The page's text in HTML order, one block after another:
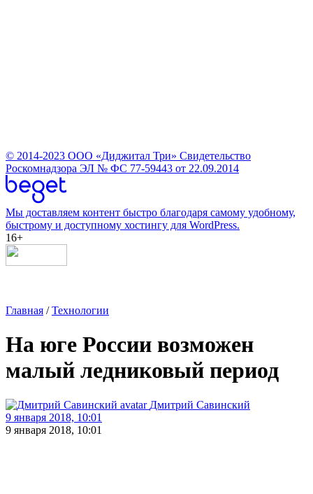
© 2014-2023 ООО «Диджитал Три» Свидетельство
Роскомнадзора ЭЛ № ФС 77-59443 от 22.09.2014
Мы доставляем контент быстро благодаря самому удобному,
быстрому и доступному хостингу для WordPress.
16+
Главная /Технологии
На юге России возможен
малый ледниковый период
Дмитрий Савинский
9 января 2018, 10:01
9 января 2018, 10:01